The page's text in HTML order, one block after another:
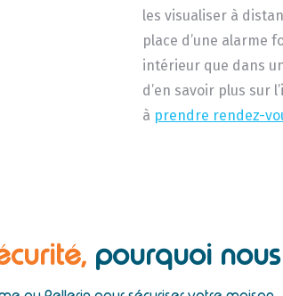
les visualiser à
place d’une alarme
intérieur que dans
d’en savoir plus sur
à prendre rendez-
pourquoi